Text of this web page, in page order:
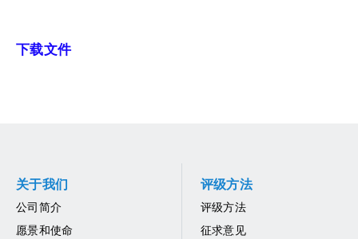
下载文件
关于我们
公司简介
愿景和使命
评级方法
评级方法
征求意见